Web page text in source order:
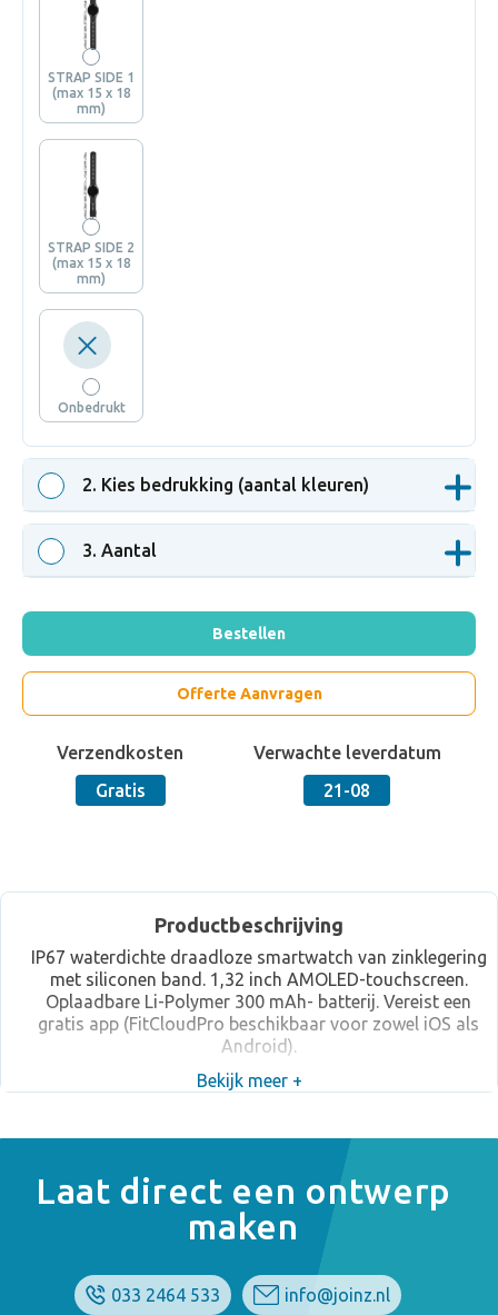
STRAP SIDE 1
(max 15 x 18
mm)
STRAP SIDE 2
(max 15 x 18
mm)
Onbedrukt
2. Kies bedrukking (aantal kleuren)
3. Aantal
Bestellen
Offerte Aanvragen
Verzendkosten
Gratis
Verwachte leverdatum
21-08
Productbeschrijving
IP67 waterdichte draadloze smartwatch van zinklegering
met siliconen band. 1,32 inch AMOLED-touchscreen.
Oplaadbare Li-Polymer 300 mAh- batterij. Vereist een
gratis app (FitCloudPro beschikbaar voor zowel iOS als
Android).
Bekijk meer +
Laat direct een ontwerp
maken
033 2464 533 info@joinz.nl